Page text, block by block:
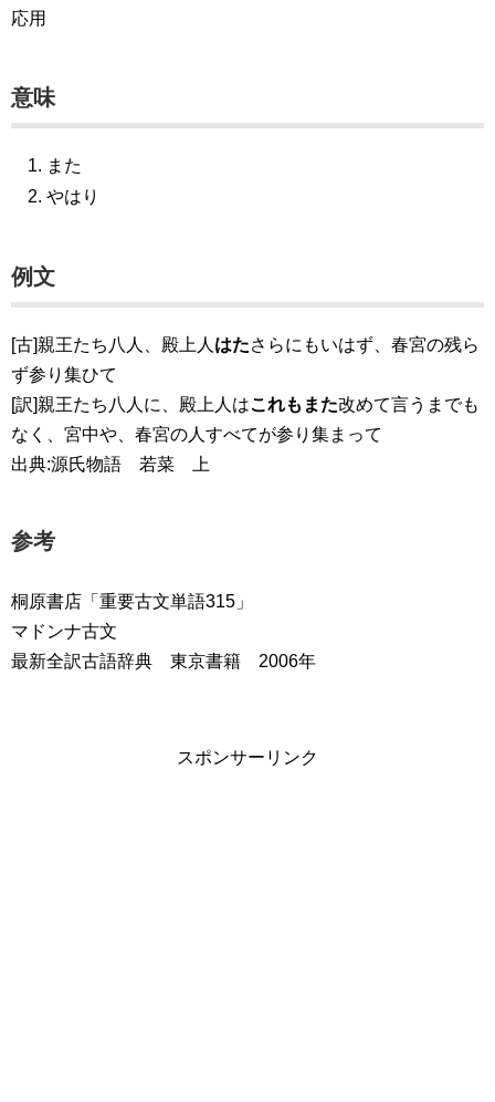
応用
意味
また
やはり
例文
[古]親王たち八人、殿上人 はたさらにもいはず、春宮の残ら
ず参り集ひて
[訳]親王たち八人に、殿上人はこれもまた改めて言うまでも
なく、宮中や、春宮の人すべてが参り集まって
出典:源氏物語 若菜 上
参考
桐原書店「重要古文単語315」
マドンナ古文
最新全訳古語辞典 東京書籍 2006年
スポンサーリンク